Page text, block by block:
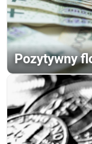
Pozytywny